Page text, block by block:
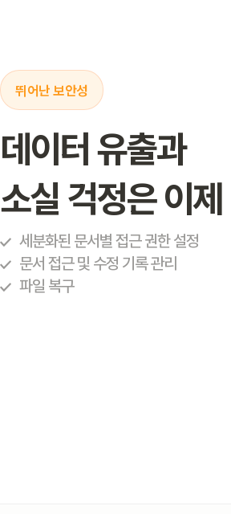
뛰어난 보안성
데이터 유출과
소실 걱정은 이
세분화된 문서별 접근 권한 설정
문서 접근 및 수정 기록 관리
파일 복구